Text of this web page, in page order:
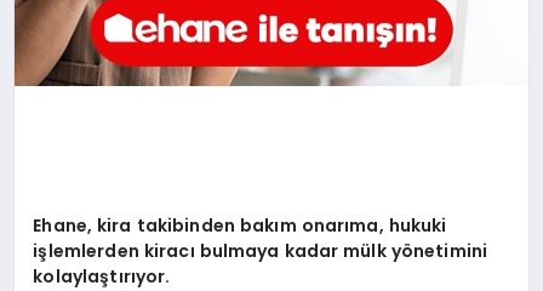
Ehane, kira takibinden bakım onarıma, hukuki
işlemlerden kiracı bulmaya kadar mülk yönetimini
kolaylaştırıyor.